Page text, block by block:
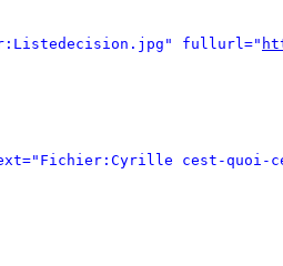
fullurl="
cest-quoi-